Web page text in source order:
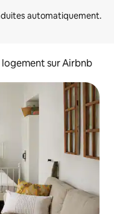
sur Airbnb